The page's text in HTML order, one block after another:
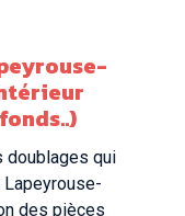
doublages qui
Lapeyrouse-
des pièces